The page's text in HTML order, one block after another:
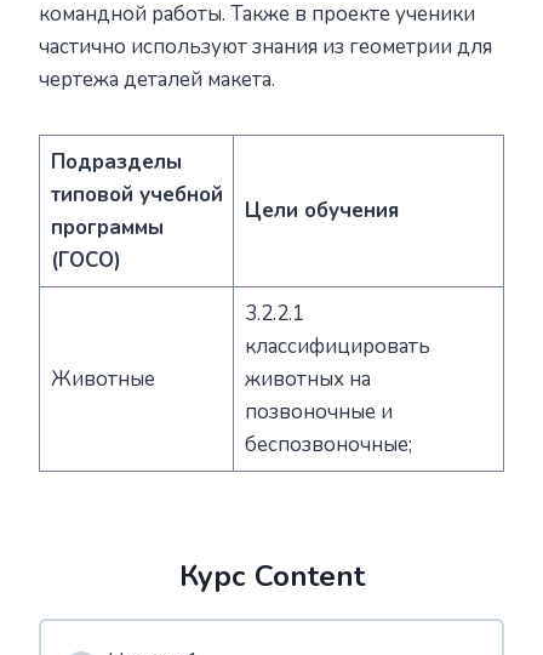
командной работы. Также в проекте ученики
частично используют знания из геометрии для
чертежа деталей макета.
Подразделы
типовой учебной
программы
(ГОСО)
Цели обучения
Животные
3.2.2.1
классифицировать
животных на
позвоночные и
беспозвоночные;
Курс Content